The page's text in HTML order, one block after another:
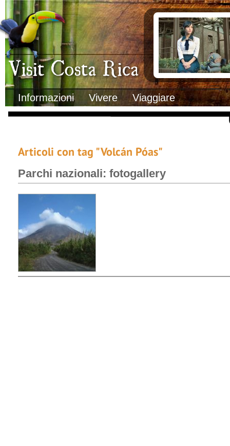
Visit Costa Rica
Informazioni Vivere Viaggiare
Clima
Geografia
Informazioni Geografiche
Letteratura e cultura
Gastronomia
Lo sapevi che
Musica
Natura
Storia
Trasporti Interni
Documenti
Italiani in Costa
L’ambasciata
Opportunità
Articoli con tag "Volcán Póas"
Parchi nazionali: fotogallery